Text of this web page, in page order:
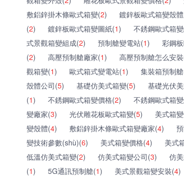
敷鋁鋅掛木條歐式箱變(2) 鍍鋅板歐式箱變殼
(2) 鍍鋅板歐式箱變圖紙(1) 不銹鋼歐式箱
式景觀箱變組成(2) 預制艙變電站(1) 彩鋼
(2) 高壓預制艙廠家(1) 高壓預制艙怎么安
觀箱變(1) 歐式箱式變電站(1) 集裝箱預制
殼體公司(5) 基礎仿美式箱變(5) 基礎光伏
(1) 不銹鋼歐式箱變價格(2) 不銹鋼歐式箱
變廠家(3) 光伏雕花板歐式箱變(5) 美式箱
變殼體(4) 敷鋁鋅掛木條歐式箱變廠家(4)
變技術參數(shù)(6) 美式箱變價格(4) 美式
低溫仿美式箱變(2) 仿美式箱變公司(3) 仿
(1) 5G通訊預制艙(1) 美式景觀箱變安裝(4)